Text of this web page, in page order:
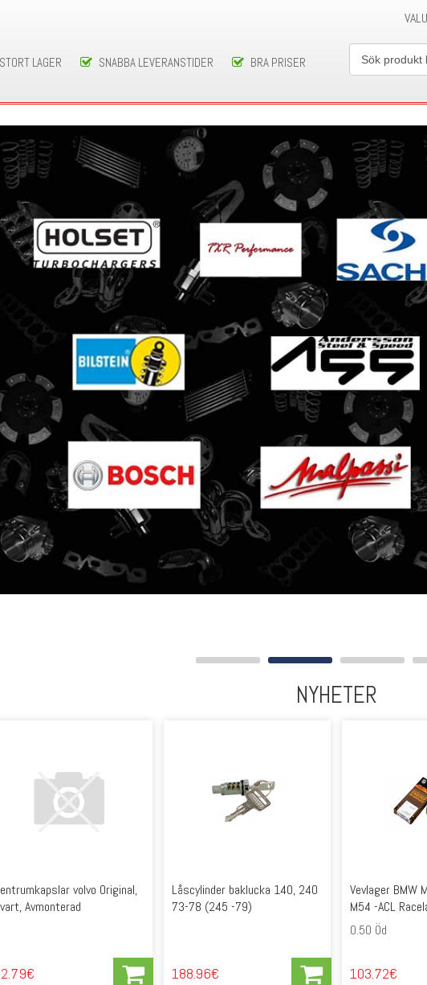
STORT LAGER SNABBA LEVERANSTIDER BRA PRISER
NYHETER
volvo Original,
Avmonterad
Låscylinder baklucka 140, 240
73-78 (245 -79)
188.96€
Vevlager BMW
M54 -ACL
0.50 Öd
103.72€